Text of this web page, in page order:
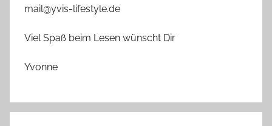
mail@yvis-lifestyle.de
Viel Spaß beim Lesen wünscht Dir
Yvonne